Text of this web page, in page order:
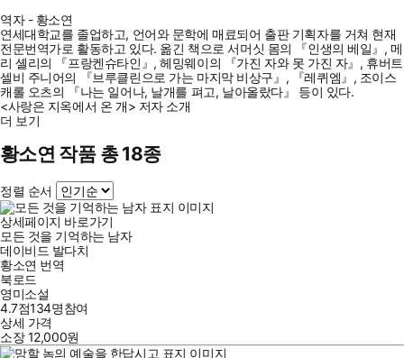
역자 - 황소연
연세대학교를 졸업하고, 언어와 문학에 매료되어 출판 기획자를 거쳐 현재
전문번역가로 활동하고 있다. 옮긴 책으로 서머싯 몸의 『인생의 베일』, 메
리 셸리의 『프랑켄슈타인』, 헤밍웨이의 『가진 자와 못 가진 자』, 휴버트
셀비 주니어의 『브루클린으로 가는 마지막 비상구』, 『레퀴엠』, 조이스
캐롤 오츠의 『나는 일어나, 날개를 펴고, 날아올랐다』 등이 있다.
<사랑은 지옥에서 온 개> 저자 소개
더 보기
황소연 작품 총 18종
정렬 순서
상세페이지 바로가기
모든 것을 기억하는 남자
데이비드 발다치
황소연 번역
북로드
영미소설
4.7점134명참여
상세 가격
소장12,000원